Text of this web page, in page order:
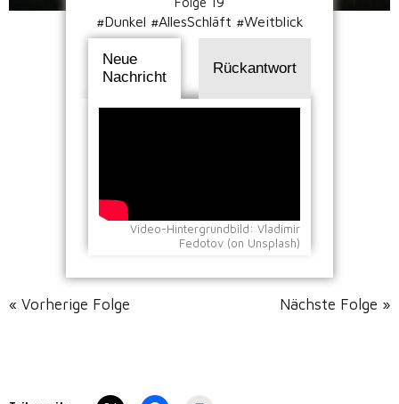
#Dunkel #AllesSchläft #Weitblick
Neue
Nachricht
Rückantwort
Video-Hintergrundbild: Vladimir
Fedotov (on Unsplash)
« Vorherige Folge Nächste Folge »